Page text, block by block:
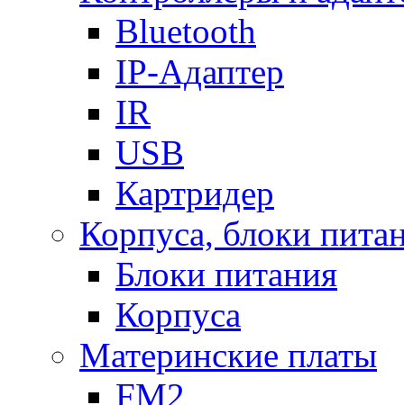
Bluetooth
IP-Адаптер
IR
USB
Картридер
Корпуса, блоки
Блоки питания
Корпуса
Материнские платы
FM2